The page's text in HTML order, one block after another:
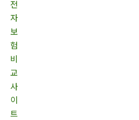
전
자
보
험
비
교
사
이
트